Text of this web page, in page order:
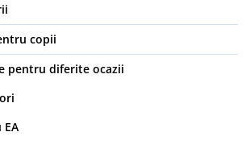
copii
pentru diferite ocazii